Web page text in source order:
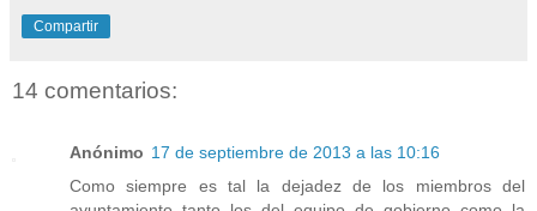
Compartir
14 comentarios:
Anónimo 17 de septiembre de 2013 a las 10:16
Como siempre es tal la dejadez de los miembros del